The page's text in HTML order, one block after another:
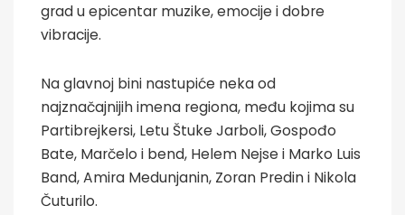
grad u epicentar muzike, emocije i dobre
vibracije.
Na glavnoj bini nastupiće neka od
najznačajnijih imena regiona, među kojima su
Partibrejkersi, Letu Štuke Jarboli, Gospođo
Bate, Marčelo i bend, Helem Nejse i Marko Luis
Band, Amira Medunjanin, Zoran Predin i Nikola
Čuturilo.